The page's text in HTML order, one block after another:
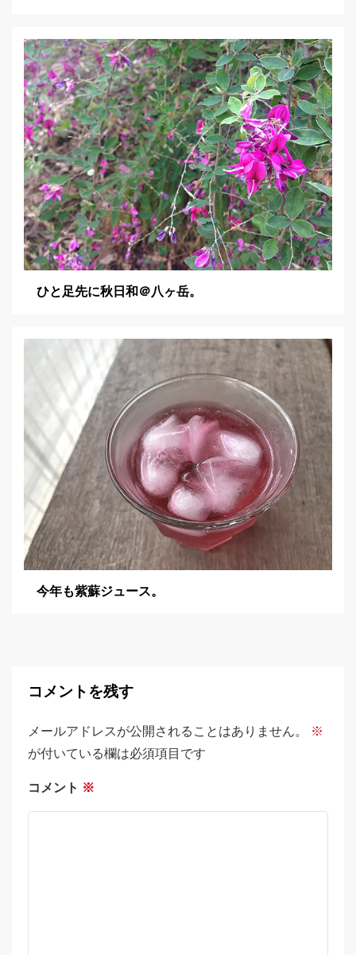
ひと足先に秋日和＠八ヶ岳。
今年も紫蘇ジュース。
コメントを残す
メールアドレスが公開されることはありません。
※
が付いている欄は必須項目です
コメント ※